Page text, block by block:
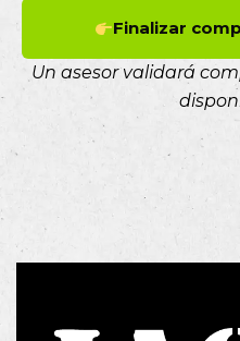
Finalizar
Un asesor validará